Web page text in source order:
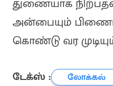
துணையாக
அன்பையும்
கொண்டு வர
டேக்ஸ் :
லோக்கல்